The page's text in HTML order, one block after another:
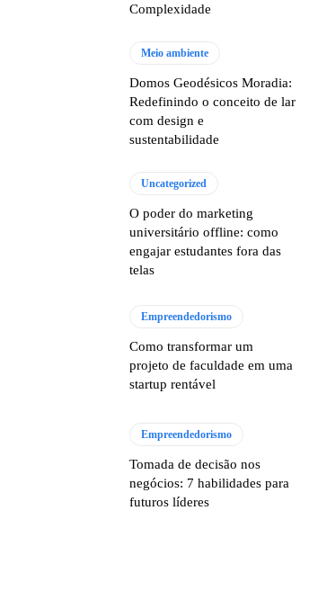
Complexidade
Meio ambiente
Domos Geodésicos Moradia:
Redefinindo o conceito de lar
com design e
sustentabilidade
Uncategorized
O poder do marketing
universitário offline: como
engajar estudantes fora das
telas
Empreendedorismo
Como transformar um
projeto de faculdade em uma
startup rentável
Empreendedorismo
Tomada de decisão nos
negócios: 7 habilidades para
futuros líderes